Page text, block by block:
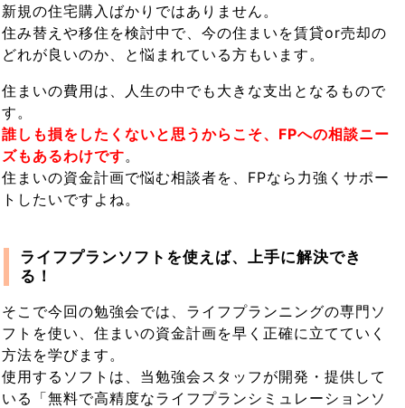
新規の住宅購入ばかりではありません。
住み替えや移住を検討中で、今の住まいを賃貸or売却の
どれが良いのか、と悩まれている方もいます。
住まいの費用は、人生の中でも大きな支出となるもので
す。
誰しも損をしたくないと思うからこそ、FPへの相談ニー
ズもあるわけです。
住まいの資金計画で悩む相談者を、FPなら力強くサポー
トしたいですよね。
ライフプランソフトを使えば、上手に解決でき
る！
そこで今回の勉強会では、ライフプランニングの専門ソ
フトを使い、住まいの資金計画を早く正確に立てていく
方法を学びます。
使用するソフトは、当勉強会スタッフが開発・提供して
いる「無料で高精度なライフプランシミュレーションソ